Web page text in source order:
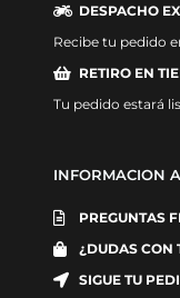
DESPACHO
Recibe tu pedido
RETIRO EN
Tu pedido estará
INFORMACION
PREGUNTAS
¿DUDAS CON
SIGUE TU